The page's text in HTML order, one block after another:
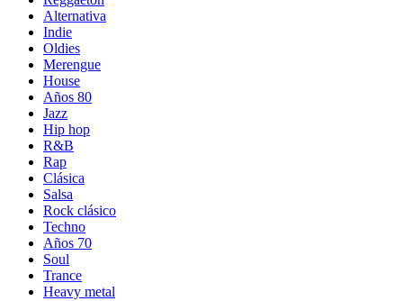
Alternativa
Indie
Oldies
Merengue
House
Años 80
Jazz
Hip hop
R&B
Rap
Clásica
Salsa
Rock clásico
Techno
Años 70
Soul
Trance
Heavy metal